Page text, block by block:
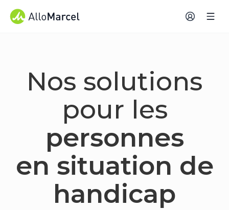
Nos solutions
pour les
personnes
en situation de
handicap